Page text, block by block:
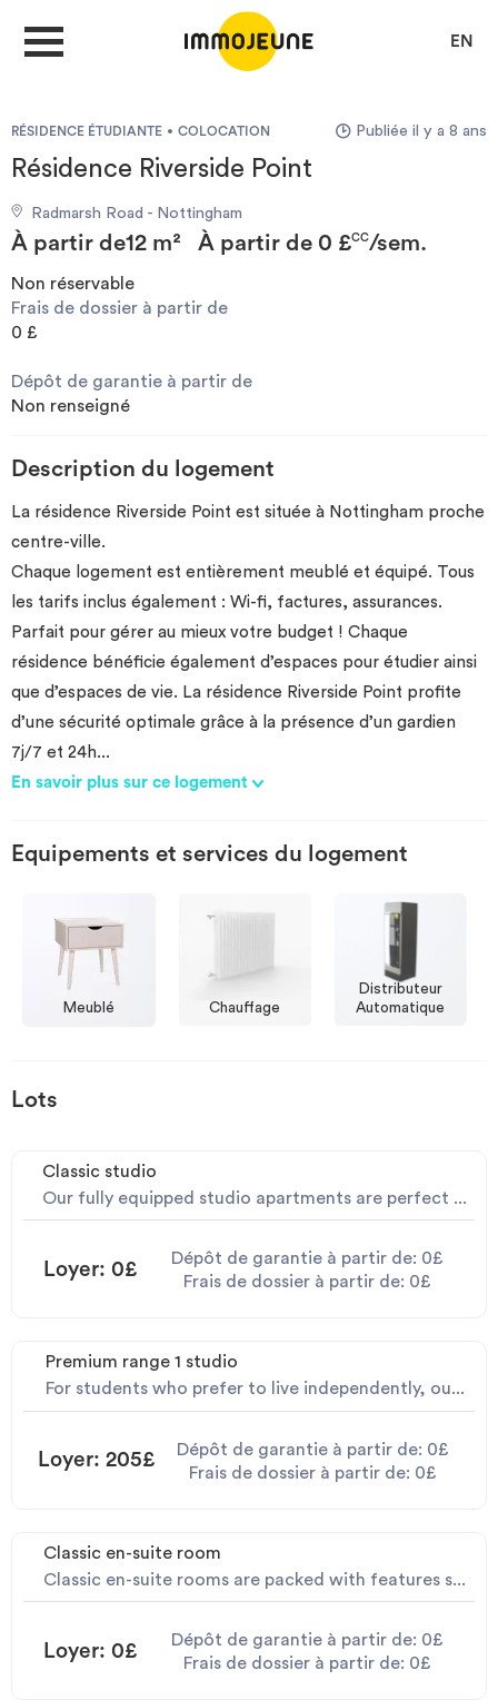
EN
DÉPOSER UNE ANNONCE
Je cherche un logement
Je propose un bien
Investir
Blog
RÉSIDENCE ÉTUDIANTE COLOCATION Publiée il y a 8 ans
Résidence Riverside Point
Radmarsh Road - Nottingham
À partir de12 m² À partir de 0 £CC/sem.
Non réservable
Frais de dossier à partir de
0 £
Dépôt de garantie à partir de
Non renseigné
Description du logement
La résidence Riverside Point est située à Nottingham proche
centre-ville.
Chaque logement est entièrement meublé et équipé. Tous
les tarifs inclus également : Wi-fi, factures, assurances.
Parfait pour gérer au mieux votre budget ! Chaque
résidence bénéficie également d’espaces pour étudier ainsi
que d’espaces de vie. La résidence Riverside Point profite
d’une sécurité optimale grâce à la présence d’un gardien
7j/7 et 24h...
En savoir plus sur ce logement
Equipements et services du logement
Meublé Chauffage
Distributeur
Automatique
Lots
Classic studio
Our fully equipped studio apartments are perfect ...
Loyer: 0£
Dépôt de garantie à partir de: 0£
Frais de dossier à partir de: 0£
Premium range 1 studio
For students who prefer to live independently, ou...
Loyer: 205£
Dépôt de garantie à partir de: 0£
Frais de dossier à partir de: 0£
Classic en-suite room
Classic en-suite rooms are packed with features s...
Loyer: 0£
Dépôt de garantie à partir de: 0£
Frais de dossier à partir de: 0£